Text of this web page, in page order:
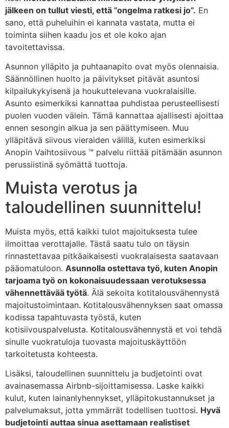
jälkeen on tullut viesti, että ”ongelma ratkesi jo”. En
sano, että puheluihin ei kannata vastata, mutta ei
toiminta siihen kaadu jos et ole koko ajan
tavoitettavissa.
Asunnon ylläpito ja puhtaanapito ovat myös olennaisia.
Säännöllinen huolto ja päivitykset pitävät asuntosi
kilpailukykyisenä ja houkuttelevana vuokralaisille.
Asunto esimerkiksi kannattaa puhdistaa perusteellisesti
puolen vuoden välein. Tämä kannattaa ajallisesti ajoittaa
ennen sesongin alkua ja sen päättymiseen. Muu
ylläpitävä siivous vieraiden välillä, kuten esimerkiksi
Anopin Vaihtosiivous ™ palvelu riittää pitämään asunnon
perussiistinä syömättä tuottoja.
Muista verotus ja
taloudellinen suunnittelu!
Muista myös, että kaikki tulot majoituksesta tulee
ilmoittaa verottajalle. Tästä saatu tulo on täysin
rinnastettavaa pitkäaikaisesti vuokralaisesta saatavaan
pääomatuloon. Asunnolla ostettava työ, kuten Anopin
tarjoama työ on kokonaisuudessaan verotuksessa
vähennettävää työtä. Älä sekoita kotitalousvähennystä
majoitustoimintaan. Kotitalousvähennyksen saat omassa
kodissa tapahtuvasta työstä, kuten
kotisiivouspalvelusta. Kotitalousvähennystä et voi tehdä
sinulle vuokratuloja tuovasta majoituskäyttöön
tarkoitetusta kohteesta.
Lisäksi, taloudellinen suunnittelu ja budjetointi ovat
avainasemassa Airbnb-sijoittamisessa. Laske kaikki
kulut, kuten lainanlyhennykset, ylläpitokustannukset ja
palvelumaksut, jotta ymmärrät todellisen tuottosi. Hyvä
budjetointi auttaa sinua asettamaan realistiset